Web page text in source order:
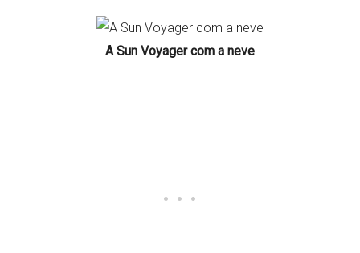
A Sun Voyager com a neve